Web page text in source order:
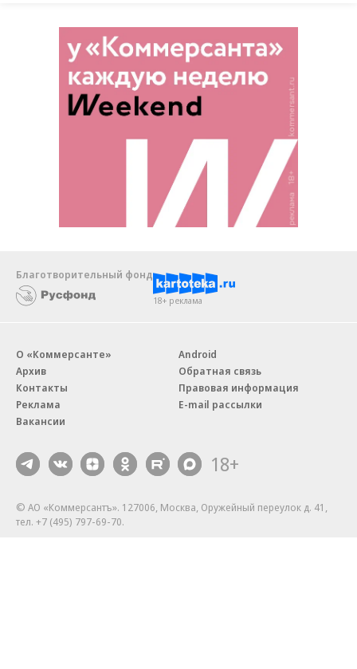
Благотворительный фонд
18+ реклама
О «Коммерсанте»
Архив
Контакты
Реклама
Вакансии
Android
Обратная связь
Правовая информация
E-mail рассылки
18+
© АО «Коммерсантъ». 127006, Москва, Оружейный переулок д. 41,
тел. +7 (495) 797-69-70.